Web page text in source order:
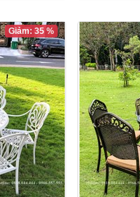
Giảm: 35 %